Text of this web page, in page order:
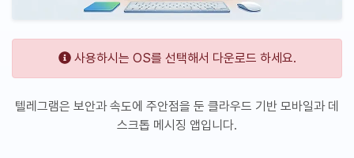
사용하시는 OS를 선택해서 다운로드 하세요.
텔레그램은 보안과 속도에 주안점을 둔 클라우드 기반 모바일과 데
스크톱 메시징 앱입니다.